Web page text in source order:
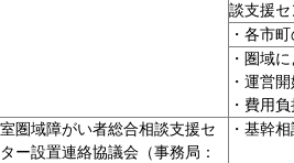
談支援
・各市
・圏域
・運営
・費用
圏域障がい者総合相談支援セ
ー設置連絡協議会（事務局：
・基幹